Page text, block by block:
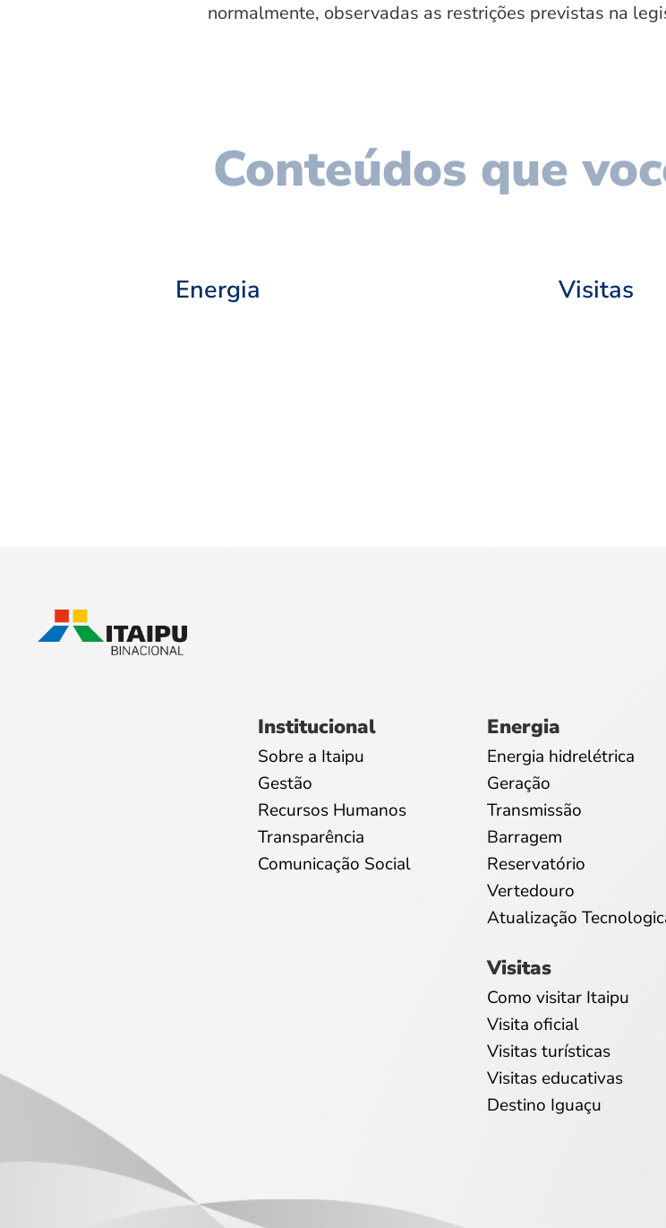
normalmente, observadas as restrições previstas na
Conteúdos que
Energia Visitas
Institucional
Sobre a Itaipu
Gestão
Recursos Humanos
Transparência
Comunicação Social
Energia
Energia hidrelétrica
Geração
Transmissão
Barragem
Reservatório
Vertedouro
Atualização
Visitas
Como visitar Itaipu
Visita oficial
Visitas turísticas
Visitas educativas
Destino Iguaçu